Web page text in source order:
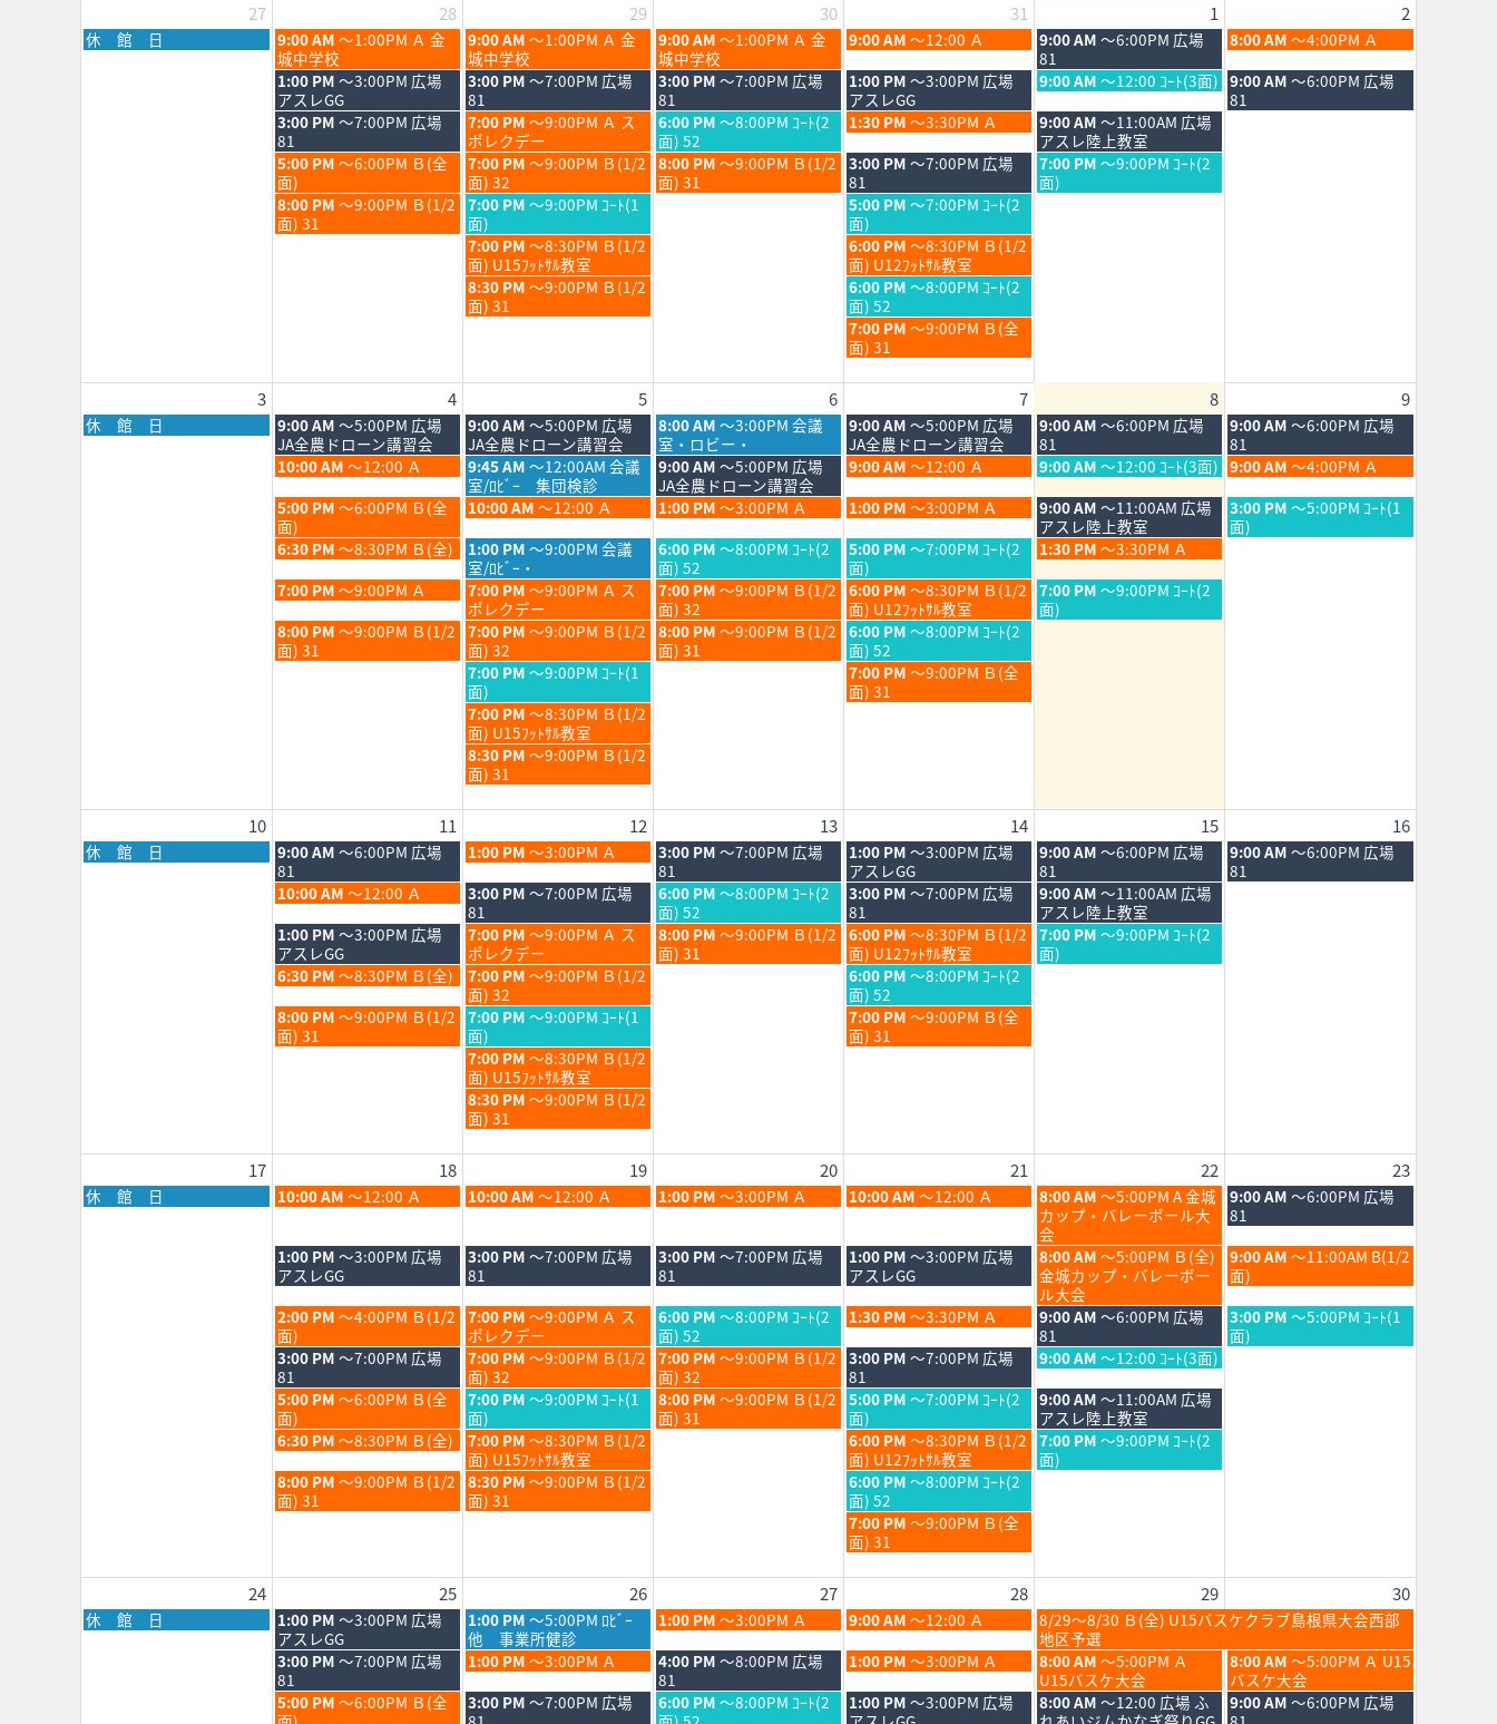
27
28 29 30 31 1 2
月
曜
休 館 日
火
曜
日,
7
月
28th
2026
9:00 AM ～1:00PM Ａ 金
城中学校
水
曜
日,
7
月
29th
2026
9:00 AM ～1:00PM Ａ 金
城中学校
木
曜
日,
7
月
30th
2026
9:00 AM ～1:00PM Ａ 金
城中学校
金
曜
日,
7
月
31st
2026
9:00 AM ～12:00 Ａ
土
曜
日,
8
月
1st
2026
9:00 AM ～6:00PM 広場
81
日
曜
日,
8
月
8:00 AM ～4:00PM Ａ
火
曜
日,
7
月
28th
2026
1:00 PM ～3:00PM 広場
アスレGG
水
曜
日,
7
月
29th
2026
3:00 PM ～7:00PM 広場
81
木
曜
日,
7
月
30th
2026
3:00 PM ～7:00PM 広場
81
金
曜
日,
7
月
31st
2026
1:00 PM ～3:00PM 広場
アスレGG
土
曜
日,
8
月
1st
2026
9:00 AM ～12:00 ｺｰﾄ(3面) 日
曜
日,
9:00 AM ～6:00PM 広場
81
火
曜
日,
7
月
28th
2026
3:00 PM ～7:00PM 広場
81
水
曜
日,
7
月
29th
2026
7:00 PM ～9:00PM Ａ ス
ポレクデー
木
曜
日,
7
月
6:00 PM ～8:00PM ｺｰﾄ(2
面) 52
金
曜
日,
7
月
31st
2026
1:30 PM ～3:30PM Ａ
土
曜
日,
8
月
9:00 AM ～11:00AM 広場
アスレ陸上教室
火
曜
日,
7
月
5:00 PM ～6:00PM Ｂ(全
面)
水
曜
日,
7
月
29th
2026
7:00 PM ～9:00PM Ｂ(1/2
面) 32
木
曜
日,
8:00 PM ～9:00PM Ｂ(1/2
面) 31
金
曜
日,
7
月
31st
2026
3:00 PM ～7:00PM 広場
81
土
曜
日,
7:00 PM ～9:00PM ｺｰﾄ(2
面)
火
曜
日,
8:00 PM ～9:00PM Ｂ(1/2
面) 31
水
曜
日,
7
月
29th
2026
7:00 PM ～9:00PM ｺｰﾄ(1
面)
金
曜
日,
7
月
31st
2026
5:00 PM ～7:00PM ｺｰﾄ(2
面)
水
曜
日,
7
月
7:00 PM ～8:30PM Ｂ(1/2
面) U15ﾌｯﾄｻﾙ教室
金
曜
日,
7
月
31st
2026
6:00 PM ～8:30PM Ｂ(1/2
面) U12ﾌｯﾄｻﾙ教室
水
曜
日,
29th
8:30 PM ～9:00PM Ｂ(1/2
面) 31
金
曜
日,
7
月
31st
6:00 PM ～8:00PM ｺｰﾄ(2
面) 52
金
曜
日,
7
31st
2026
7:00 PM ～9:00PM Ｂ(全
面) 31
3 4 5 6 7 8 9
月
曜
休 館 日
火
曜
日,
8
月
4th
2026
9:00 AM ～5:00PM 広場
JA全農ドローン講習会
水
曜
日,
8
月
5th
2026
9:00 AM ～5:00PM 広場
JA全農ドローン講習会
木
曜
日,
8
月
6th
2026
8:00 AM ～3:00PM 会議
室・ロビー・
金
曜
日,
8
月
7th
2026
9:00 AM ～5:00PM 広場
JA全農ドローン講習会
土
曜
日,
8
月
8th
2026
9:00 AM ～6:00PM 広場
81
日
曜
日,
8
月
9th
2026
9:00 AM ～6:00PM 広場
81
火
曜
日,
8
月
4th
2026
10:00 AM ～12:00 Ａ
水
曜
日,
8
月
5th
2026
9:45 AM ～12:00AM 会議
室/ﾛﾋﾞｰ 集団検診
木
曜
日,
8
月
6th
2026
9:00 AM ～5:00PM 広場
JA全農ドローン講習会
金
曜
日,
8
月
7th
2026
9:00 AM ～12:00 Ａ
土
曜
日,
8
月
8th
2026
9:00 AM ～12:00 ｺｰﾄ(3面) 日
曜
日,
8
月
9:00 AM ～4:00PM Ａ
火
曜
日,
8
月
4th
2026
5:00 PM ～6:00PM Ｂ(全
面)
水
曜
日,
8
月
5th
2026
10:00 AM ～12:00 Ａ
木
曜
日,
8
月
6th
2026
1:00 PM ～3:00PM Ａ
金
曜
日,
8
月
7th
2026
1:00 PM ～3:00PM Ａ
土
曜
日,
8
月
8th
2026
9:00 AM ～11:00AM 広場
アスレ陸上教室
日
曜
日,
3:00 PM ～5:00PM ｺｰﾄ(1
面)
火
曜
日,
8
月
4th
2026
6:30 PM ～8:30PM Ｂ(全)
水
曜
日,
8
月
5th
2026
1:00 PM ～9:00PM 会議
室/ﾛﾋﾞｰ・
木
曜
日,
8
月
6th
2026
6:00 PM ～8:00PM ｺｰﾄ(2
面) 52
金
曜
日,
8
月
7th
2026
5:00 PM ～7:00PM ｺｰﾄ(2
面)
土
曜
日,
8
月
1:30 PM ～3:30PM Ａ
火
曜
日,
8
月
7:00 PM ～9:00PM Ａ
水
曜
日,
8
月
5th
2026
7:00 PM ～9:00PM Ａ ス
ポレクデー
木
曜
日,
8
月
7:00 PM ～9:00PM Ｂ(1/2
面) 32
金
曜
日,
8
月
7th
2026
6:00 PM ～8:30PM Ｂ(1/2
面) U12ﾌｯﾄｻﾙ教室
土
曜
日,
7:00 PM ～9:00PM ｺｰﾄ(2
面)
火
曜
日,
8:00 PM ～9:00PM Ｂ(1/2
面) 31
水
曜
日,
8
月
5th
2026
7:00 PM ～9:00PM Ｂ(1/2
面) 32
木
曜
日,
8:00 PM ～9:00PM Ｂ(1/2
面) 31
金
曜
日,
8
月
6:00 PM ～8:00PM ｺｰﾄ(2
面) 52
水
曜
日,
8
月
5th
2026
7:00 PM ～9:00PM ｺｰﾄ(1
面)
金
曜
日,
7:00 PM ～9:00PM Ｂ(全
面) 31
水
曜
日,
8
月
5th
7:00 PM ～8:30PM Ｂ(1/2
面) U15ﾌｯﾄｻﾙ教室
水
曜
日,
8
5th
2026
8:30 PM ～9:00PM Ｂ(1/2
面) 31
10 11 12 13 14 15 16
月
曜
休 館 日
火
曜
日,
8
月
11th
2026
9:00 AM ～6:00PM 広場
81
水
曜
日,
8
月
12th
2026
1:00 PM ～3:00PM Ａ
木
曜
日,
8
月
13th
2026
3:00 PM ～7:00PM 広場
81
金
曜
日,
8
月
14th
2026
1:00 PM ～3:00PM 広場
アスレGG
土
曜
日,
8
月
15th
2026
9:00 AM ～6:00PM 広場
81
日
曜
日,
9:00 AM ～6:00PM 広場
81
火
曜
日,
8
月
11th
2026
10:00 AM ～12:00 Ａ
水
曜
日,
8
月
12th
2026
3:00 PM ～7:00PM 広場
81
木
曜
日,
8
月
6:00 PM ～8:00PM ｺｰﾄ(2
面) 52
金
曜
日,
8
月
14th
2026
3:00 PM ～7:00PM 広場
81
土
曜
日,
8
月
9:00 AM ～11:00AM 広場
アスレ陸上教室
火
曜
日,
8
月
11th
2026
1:00 PM ～3:00PM 広場
アスレGG
水
曜
日,
8
月
12th
2026
7:00 PM ～9:00PM Ａ ス
ポレクデー
木
曜
日,
8:00 PM ～9:00PM Ｂ(1/2
面) 31
金
曜
日,
8
月
14th
2026
6:00 PM ～8:30PM Ｂ(1/2
面) U12ﾌｯﾄｻﾙ教室
土
曜
日,
7:00 PM ～9:00PM ｺｰﾄ(2
面)
火
曜
日,
8
月
6:30 PM ～8:30PM Ｂ(全)
水
曜
日,
8
月
12th
2026
7:00 PM ～9:00PM Ｂ(1/2
面) 32
金
曜
日,
8
月
6:00 PM ～8:00PM ｺｰﾄ(2
面) 52
火
曜
日,
8:00 PM ～9:00PM Ｂ(1/2
面) 31
水
曜
日,
8
月
12th
2026
7:00 PM ～9:00PM ｺｰﾄ(1
面)
金
曜
日,
7:00 PM ～9:00PM Ｂ(全
面) 31
水
曜
日,
8
月
12th
7:00 PM ～8:30PM Ｂ(1/2
面) U15ﾌｯﾄｻﾙ教室
水
曜
日,
8
12th
2026
8:30 PM ～9:00PM Ｂ(1/2
面) 31
17 18 19 20 21 22 23
月
曜
休 館 日
火
曜
8
月
18th
2026
10:00 AM ～12:00 Ａ
水
曜
8
月
19th
2026
10:00 AM ～12:00 Ａ
木
曜
8
月
20th
2026
1:00 PM ～3:00PM Ａ
金
曜
8
月
21st
2026
10:00 AM ～12:00 Ａ
土
曜
日,
8
月
22nd
2026
8:00 AM ～5:00PM A 金城
カップ・バレーボール大
会
日
曜
日,
8
月
23rd
2026
9:00 AM ～6:00PM 広場
81
火
曜
日,
8
月
18th
2026
1:00 PM ～3:00PM 広場
アスレGG
水
曜
日,
8
月
19th
2026
3:00 PM ～7:00PM 広場
81
木
曜
日,
8
月
20th
2026
3:00 PM ～7:00PM 広場
81
金
曜
日,
8
月
21st
2026
1:00 PM ～3:00PM 広場
アスレGG
土
曜
日,
8
月
22nd
2026
8:00 AM ～5:00PM Ｂ(全)
金城カップ・バレーボー
ル大会
日
曜
日,
8
月
23rd
9:00 AM ～11:00AM B(1/2
面)
火
曜
日,
8
月
18th
2026
2:00 PM ～4:00PM Ｂ(1/2
面)
水
曜
日,
8
月
19th
2026
7:00 PM ～9:00PM Ａ ス
ポレクデー
木
曜
日,
8
月
20th
2026
6:00 PM ～8:00PM ｺｰﾄ(2
面) 52
金
曜
日,
8
月
21st
2026
1:30 PM ～3:30PM Ａ
土
曜
日,
8
月
22nd
2026
9:00 AM ～6:00PM 広場
81
日
曜
日,
3:00 PM ～5:00PM ｺｰﾄ(1
面)
火
曜
日,
8
月
18th
2026
3:00 PM ～7:00PM 広場
81
水
曜
日,
8
月
19th
2026
7:00 PM ～9:00PM Ｂ(1/2
面) 32
木
曜
日,
8
月
7:00 PM ～9:00PM Ｂ(1/2
面) 32
金
曜
日,
8
月
21st
2026
3:00 PM ～7:00PM 広場
81
土
曜
日,
8
月
22nd
2026
9:00 AM ～12:00 ｺｰﾄ(3面)
火
曜
日,
8
月
18th
2026
5:00 PM ～6:00PM Ｂ(全
面)
水
曜
日,
8
月
19th
2026
7:00 PM ～9:00PM ｺｰﾄ(1
面)
木
曜
日,
8:00 PM ～9:00PM Ｂ(1/2
面) 31
金
曜
日,
8
月
21st
2026
5:00 PM ～7:00PM ｺｰﾄ(2
面)
土
曜
日,
8
月
9:00 AM ～11:00AM 広場
アスレ陸上教室
火
曜
日,
8
月
6:30 PM ～8:30PM Ｂ(全)
水
曜
日,
8
月
7:00 PM ～8:30PM Ｂ(1/2
面) U15ﾌｯﾄｻﾙ教室
金
曜
日,
8
月
21st
2026
6:00 PM ～8:30PM Ｂ(1/2
面) U12ﾌｯﾄｻﾙ教室
土
曜
日,
7:00 PM ～9:00PM ｺｰﾄ(2
面)
火
曜
日,
18th
8:00 PM ～9:00PM Ｂ(1/2
面) 31
水
曜
日,
19th
8:30 PM ～9:00PM Ｂ(1/2
面) 31
金
曜
日,
8
月
21st
6:00 PM ～8:00PM ｺｰﾄ(2
面) 52
金
曜
日,
8
21st
2026
7:00 PM ～9:00PM Ｂ(全
面) 31
24 25 26 27 28 29 30
月
曜
休 館 日
火
曜
日,
8
月
25th
1:00 PM ～3:00PM 広場
アスレGG
水
曜
日,
8
月
26th
1:00 PM ～5:00PM ﾛﾋﾞｰ
他 事業所健診
木
曜
日,
8
月
27th
1:00 PM ～3:00PM Ａ
金
曜
日,
8
月
28th
9:00 AM ～12:00 Ａ
土
曜
日,
8
月
29th
8/29～8/30 Ｂ(全) U15バスケクラブ島根県大会西部
地区予選
火
曜
日,
8
3:00 PM ～7:00PM 広場
81
水
曜
日,
8
1:00 PM ～3:00PM Ａ
木
曜
日,
8
4:00 PM ～8:00PM 広場
81
金
曜
日,
8
1:00 PM ～3:00PM Ａ
土
曜
日,
8
8:00 AM ～5:00PM Ａ
U15バスケ大会
日
曜
日,
8
8:00 AM ～5:00PM Ａ U15
バスケ大会
火
5:00 PM ～6:00PM Ｂ(全
水
3:00 PM ～7:00PM 広場
木
6:00 PM ～8:00PM ｺｰﾄ(2
金
1:00 PM ～3:00PM 広場
土
8:00 AM ～12:00 広場 ふ
日
9:00 AM ～6:00PM 広場